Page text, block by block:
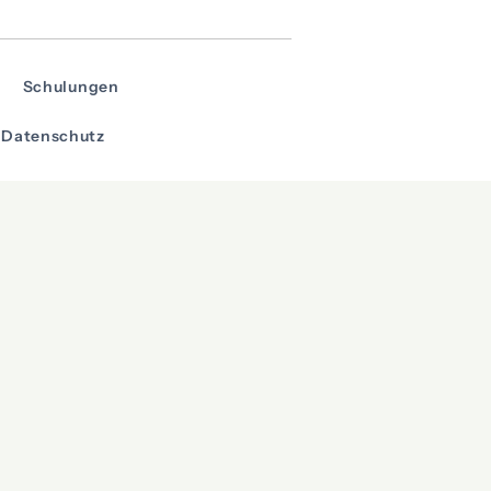
Schulungen
Datenschutz